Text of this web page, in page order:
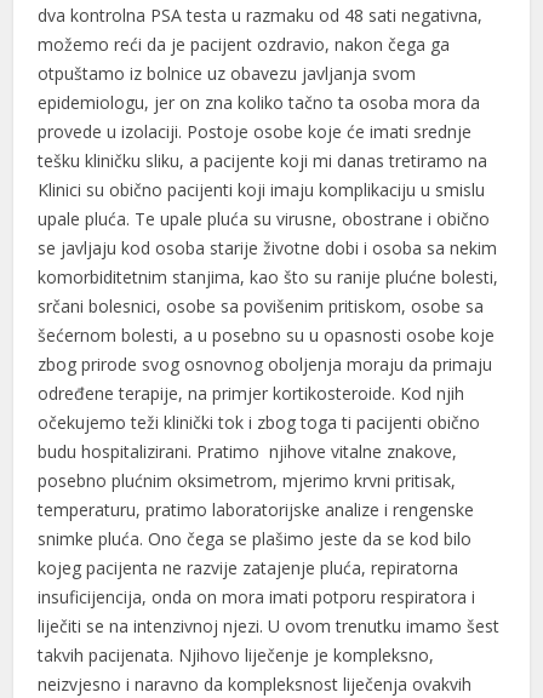
dva kontrolna PSA testa u razmaku od 48 sati negativna,
možemo reći da je pacijent ozdravio, nakon čega ga
otpuštamo iz bolnice uz obavezu javljanja svom
epidemiologu, jer on zna koliko tačno ta osoba mora da
provede u izolaciji. Postoje osobe koje će imati srednje
tešku kliničku sliku, a pacijente koji mi danas tretiramo na
Klinici su obično pacijenti koji imaju komplikaciju u smislu
upale pluća. Te upale pluća su virusne, obostrane i obično
se javljaju kod osoba starije životne dobi i osoba sa nekim
komorbiditetnim stanjima, kao što su ranije plućne bolesti,
srčani bolesnici, osobe sa povišenim pritiskom, osobe sa
šećernom bolesti, a u posebno su u opasnosti osobe koje
zbog prirode svog osnovnog oboljenja moraju da primaju
određene terapije, na primjer kortikosteroide. Kod njih
očekujemo teži klinički tok i zbog toga ti pacijenti obično
budu hospitalizirani. Pratimo njihove vitalne znakove,
posebno plućnim oksimetrom, mjerimo krvni pritisak,
temperaturu, pratimo laboratorijske analize i rengenske
snimke pluća. Ono čega se plašimo jeste da se kod bilo
kojeg pacijenta ne razvije zatajenje pluća, repiratorna
insuficijencija, onda on mora imati potporu respiratora i
liječiti se na intenzivnoj njezi. U ovom trenutku imamo šest
takvih pacijenata. Njihovo liječenje je kompleksno,
neizvjesno i naravno da kompleksnost liječenja ovakvih